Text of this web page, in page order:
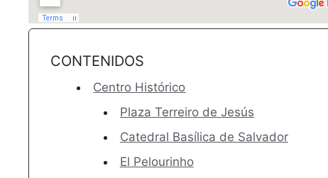
CONTENIDOS
Centro Histórico
Plaza Terreiro de Jesús
Catedral Basílica de Salvador
El Pelourinho